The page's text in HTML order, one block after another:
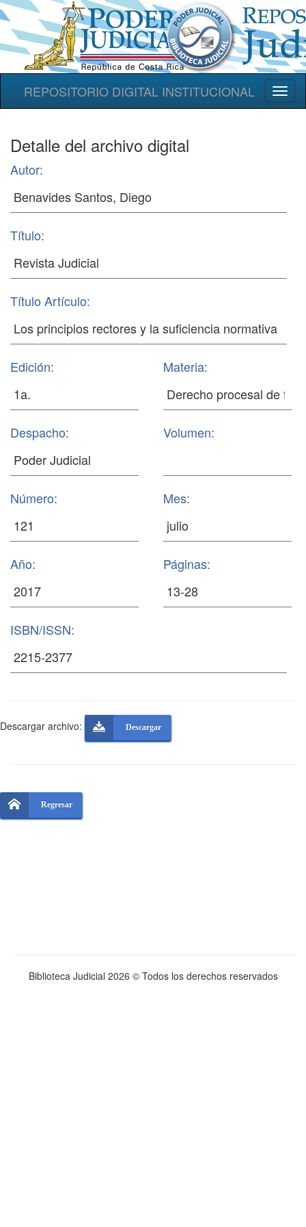
REPOSITORIO DIGITAL INSTITUCIONAL
Detalle del archivo digital
Autor:
Título:
Título Artículo:
Edición: Materia:
Despacho: Volumen:
Número: Mes:
Año: Páginas:
ISBN/ISSN:
Descargar archivo: Descargar
Regresar
Biblioteca Judicial 2026 © Todos los derechos reservados